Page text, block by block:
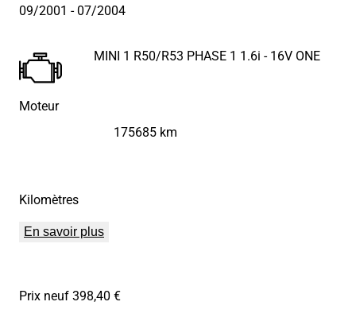
09/2001 - 07/2004
Moteur
MINI 1 R50/R53 PHASE 1 1.6i - 16V ONE
Kilomètres
175685 km
En savoir plus
Prix neuf 398,40 €